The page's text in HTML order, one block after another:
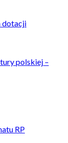
dotacji
polskiej –
RP